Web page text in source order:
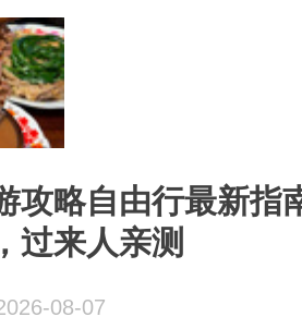
攻略自由行最新指
过来人亲测
08-07